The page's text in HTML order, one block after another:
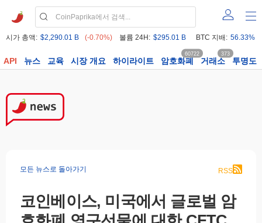
시가 총액: $2,290.01 B (-0.70%) 볼륨 24H: $295.01 B BTC 지배: 56.33%
API 뉴스 교육 시장 개요 하이라이트 암호화폐
60722
거래소
373
투명도
모든 뉴스로 돌아가기 RSS
코인베이스, 미국에서 글로벌 암